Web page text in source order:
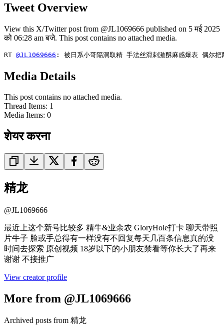
Tweet Overview
View this X/Twitter post from @JL1069666 published on 5 मई 2025
को 06:28 am बजे. This post contains no attached media.
RT @JL1069666 : 被日系小哥隔洞取精 手法丝滑刺激酥麻感爆表 偶尔
Media Details
This post contains no attached media.
Thread Items: 1
Media Items: 0
शेयर करना
精龙
@JL1069666
最近上这个新号比较多 精牛&业余农 GloryHole打卡 聊天带照
片牛子 脸或手总得有一样没有不回复每天几百条信息真的没
时间去探索 原创视频 18岁以下的小朋友禁看等你长大了再来
谢谢 不接推广
View creator profile
More from @JL1069666
Archived posts from 精龙